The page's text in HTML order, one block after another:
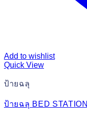
Add to wishlist
Quick View
ป้ายฉลุ
ป้ายฉลุ BED STATION